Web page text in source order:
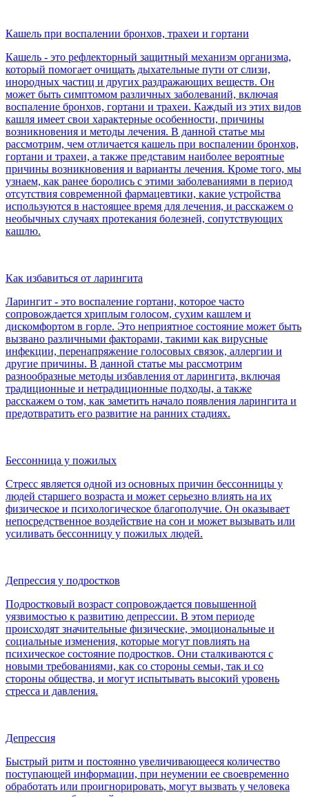
Кашель при воспалении бронхов, трахеи и гортани
Кашель - это рефлекторный защитный механизм организма,
который помогает очищать дыхательные пути от слизи,
инородных частиц и других раздражающих веществ. Он
может быть симптомом различных заболеваний, включая
воспаление бронхов, гортани и трахеи. Каждый из этих видов
кашля имеет свои характерные особенности, причины
возникновения и методы лечения. В данной статье мы
рассмотрим, чем отличается кашель при воспалении бронхов,
гортани и трахеи, а также представим наиболее вероятные
причины возникновения и варианты лечения. Кроме того, мы
узнаем, как ранее боролись с этими заболеваниями в период
отсутствия современной фармацевтики, какие устройства
используются в настоящее время для лечения, и расскажем о
необычных случаях протекания болезней, сопутствующих
кашлю.
Как избавиться от ларингита
Ларингит - это воспаление гортани, которое часто
сопровождается хриплым голосом, сухим кашлем и
дискомфортом в горле. Это неприятное состояние может быть
вызвано различными факторами, такими как вирусные
инфекции, перенапряжение голосовых связок, аллергии и
другие причины. В данной статье мы рассмотрим
разнообразные методы избавления от ларингита, включая
традиционные и нетрадиционные подходы, а также
расскажем о том, как заметить начало появления ларингита и
предотвратить его развитие на ранних стадиях.
Бессонница у пожилых
Стресс является одной из основных причин бессонницы у
людей старшего возраста и может серьезно влиять на их
физическое и психологическое благополучие. Он оказывает
непосредственное воздействие на сон и может вызывать или
усиливать бессонницу у пожилых людей.
Депрессия у подростков
Подростковый возраст сопровождается повышенной
уязвимостью к развитию депрессии. В этом периоде
происходят значительные физические, эмоциональные и
социальные изменения, которые могут повлиять на
психическое состояние подростков. Они сталкиваются с
новыми требованиями, как со стороны семьи, так и со
стороны общества, и могут испытывать высокий уровень
стресса и давления.
Депрессия
Быстрый ритм и постоянно увеличивающееся количество
поступающей информации, при неумении ее своевременно
обработать или проигнорировать, могут вызвать у человека